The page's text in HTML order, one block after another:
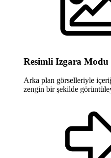
Resimli Izgara Modu
Arka plan görselleriyle
zengin bir şekilde